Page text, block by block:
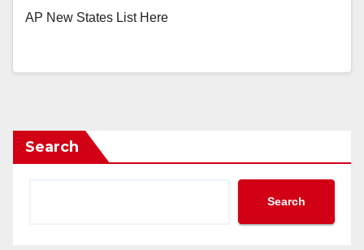
AP New States List Here
Search
Search